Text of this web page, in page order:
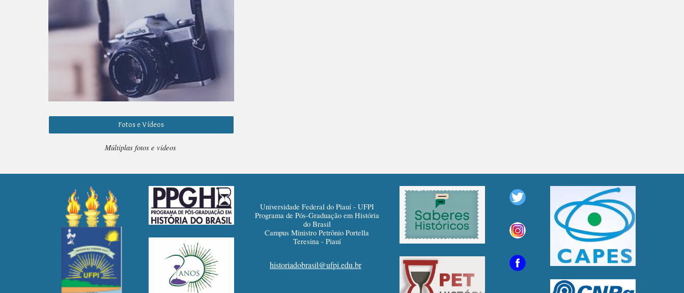
Fotos e Vídeos
Múltiplas fotos e vídeos
Universidade Federal do Piauí - UFPI
Programa de Pós-Graduação em História
do Brasil
Campus Ministro Petrônio Portella
Teresina - Piauí
historiadobrasil@ufpi.edu.br